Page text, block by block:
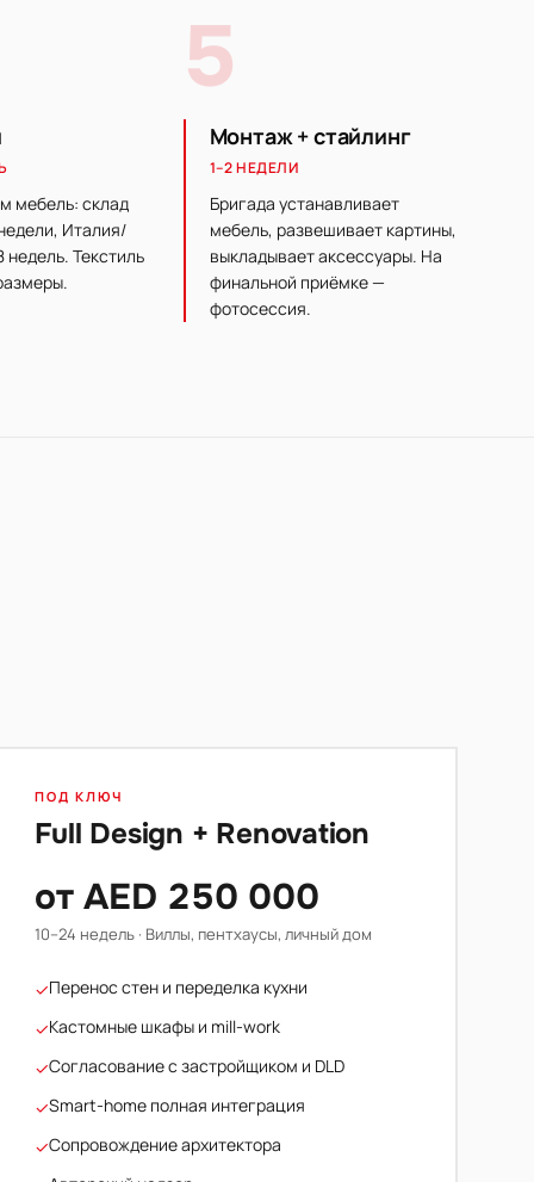
мебель: склад
Италия/
недель. Текстиль
5
Монтаж + стайлинг
1–2 НЕДЕЛИ
Бригада устанавливает
мебель, развешивает картины,
выкладывает аксессуары. На
финальной приёмке —
фотосессия.
ПОД КЛЮЧ
Full Design + Renovation
от AED 250 000
10–24 недель · Виллы, пентхаусы, личный дом
✓Перенос стен и переделка кухни
✓Кастомные шкафы и mill-work
✓Согласование с застройщиком и DLD
✓Smart-home полная интеграция
✓Сопровождение архитектора